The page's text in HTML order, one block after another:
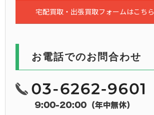
宅配買取・出張買取フォームはこちら
お電話でのお問合わせ